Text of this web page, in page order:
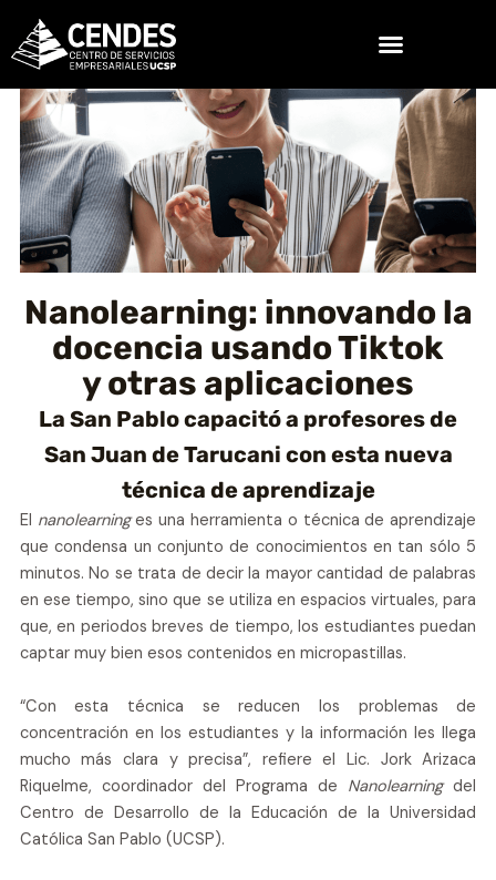
contenido
Nanolearning: innovando la
docencia usando Tiktok
y otras aplicaciones
La San Pablo capacitó a profesores de
San Juan de Tarucani con esta nueva
técnica de aprendizaje
El nanolearninges una herramienta o técnica de aprendizaje
que condensa un conjunto de conocimientos en tan sólo 5
minutos. No se trata de decir la mayor cantidad de palabras
en ese tiempo, sino que se utiliza en espacios virtuales, para
que, en periodos breves de tiempo, los estudiantes puedan
captar muy bien esos contenidos en micropastillas.
“Con esta técnica se reducen los problemas de
concentración en los estudiantes y la información les llega
mucho más clara y precisa”, refiere el Lic. Jork Arizaca
Riquelme, coordinador del Programa de Nanolearningdel
Centro de Desarrollo de la Educación de la Universidad
Católica San Pablo (UCSP).